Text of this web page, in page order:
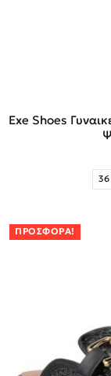
Exe Shoes
36
ΠΡΟΣΦΟΡΆ!